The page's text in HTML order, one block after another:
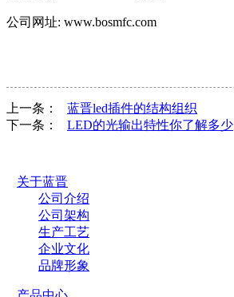
公司网址: www.bosmfc.com
上一条： 蓝晋led插件的结构组织
下一条： LED的光输出特性你了解多少
关于蓝晋
公司介绍
公司架构
生产工艺
企业文化
品牌形象